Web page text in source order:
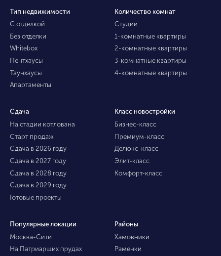
Тип недвижимости
С отделкой
Без отделки
Whitebox
Пентхаусы
Таунхаусы
Апартаменты
Количество комнат
Студии
1-комнатные квартиры
2-комнатные квартиры
3-комнатные квартиры
4-комнатные квартиры
Сдача
На стадии котлована
Старт продаж
Сдача в 2026 году
Сдача в 2027 году
Сдача в 2028 году
Сдача в 2029 году
Готовые проекты
Класс новостройки
Бизнес-класс
Премиум-класс
Делюкс-класс
Элит-класс
Комфорт-класс
Популярные локации
Москва-Сити
На Патриарших прудах
Районы
Хамовники
Раменки